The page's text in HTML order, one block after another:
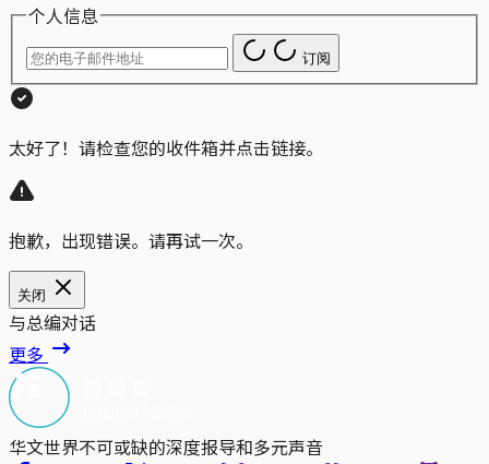
个人信息
订阅
太好了！请检查您的收件箱并点击链接。
抱歉，出现错误。请再试一次。
关闭
与总编对话
更多
华文世界不可或缺的深度报导和多元声音